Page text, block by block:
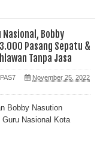
Bobby
Pasang Sepatu &
Tanpa Jasa
November 25, 2022
Bobby Nasution
Nasional Kota